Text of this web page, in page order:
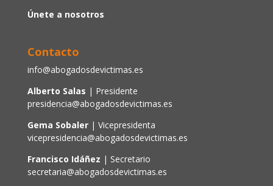
Únete a nosotros
Contacto
info@abogadosdevictimas.es
Alberto Salas | Presidente
presidencia@abogadosdevictimas.es
Gema Sobaler | Vicepresidenta
vicepresidencia@abogadosdevictimas.es
Francisco Idáñez | Secretario
secretaria@abogadosdevictimas.es